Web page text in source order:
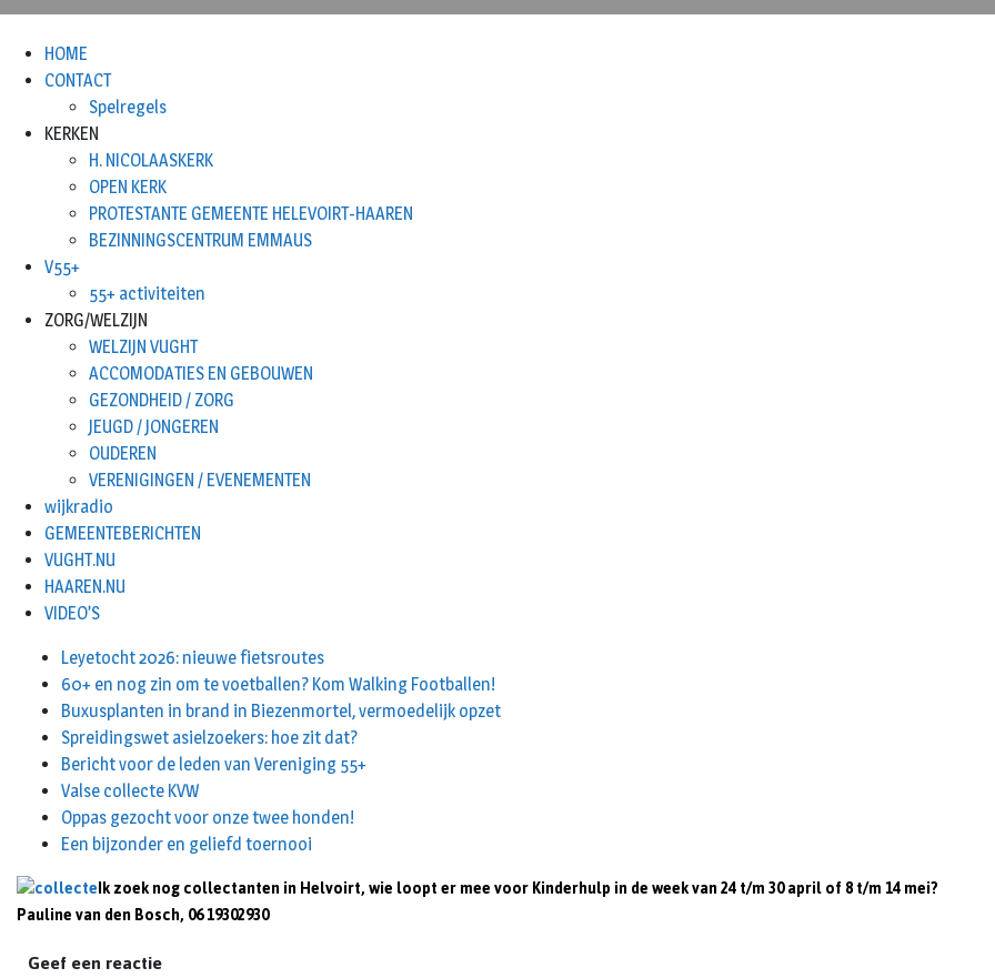
HOME
CONTACT
Spelregels
KERKEN
H. NICOLAASKERK
OPEN KERK
PROTESTANTE GEMEENTE HELEVOIRT-HAAREN
BEZINNINGSCENTRUM EMMAUS
V55+
55+ activiteiten
ZORG/WELZIJN
WELZIJN VUGHT
ACCOMODATIES EN GEBOUWEN
GEZONDHEID / ZORG
JEUGD / JONGEREN
OUDEREN
VERENIGINGEN / EVENEMENTEN
wijkradio
GEMEENTEBERICHTEN
VUGHT.NU
HAAREN.NU
VIDEO’S
Leyetocht 2026: nieuwe fietsroutes
60+ en nog zin om te voetballen? Kom Walking Footballen!
Buxusplanten in brand in Biezenmortel, vermoedelijk opzet
Spreidingswet asielzoekers: hoe zit dat?
Bericht voor de leden van Vereniging 55+
Valse collecte KVW
Oppas gezocht voor onze twee honden!
Een bijzonder en geliefd toernooi
Ik zoek nog collectanten in Helvoirt, wie loopt er mee voor Kinderhulp in de week van 24 t/m 30 april of 8 t/m 14 mei?
Pauline van den Bosch, 06 19302930
Geef een reactie